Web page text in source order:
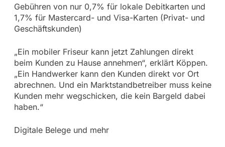
Gebühren von nur 0,7% für lokale Debitkarten und
1,7% für Mastercard- und Visa-Karten (Privat- und
Geschäftskunden)
„Ein mobiler Friseur kann jetzt Zahlungen direkt
beim Kunden zu Hause annehmen“, erklärt Köppen.
„Ein Handwerker kann den Kunden direkt vor Ort
abrechnen. Und ein Marktstandbetreiber muss keine
Kunden mehr wegschicken, die kein Bargeld dabei
haben.“
Digitale Belege und mehr